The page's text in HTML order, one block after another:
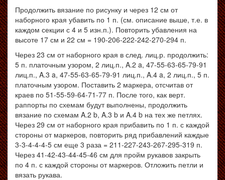
Продолжить вязание по рисунку и через 12 см от
наборного края убавить по 1 п. (см. описание выше, т.е. в
каждом секции с 4 и 5 изн.п.). Повторить убавления на
высоте 17 см и 22 см = 190-206-222-242-270-294 п.
Через 23 см от наборного края в след. лиц.р. продолжить:
5 п. платочным узором, 2 лиц.п., A.2 a, 47-55-63-65-79-91
лиц.п., A.3 a, 47-55-63-65-79-91 лиц.п., A.4 a, 2 лиц.п., 5 п.
платочным узором. Поставить 2 маркера, отсчитав от
краев по 51-55-59-64-71-77 п. После того, как верт.
раппорты по схемам будут выполнены, продолжить
вязание по схемам A.2 b, A.3 b и A.4 b на тех же петлях.
Через 29 см от наборного края прибавить по 1 п. с каждой
стороны от маркеров, повторить ряд прибавлений каждые
3-3-4-4-4-5 см еще 3 раза = 211-227-243-267-295-319 п.
Через 41-42-43-44-45-46 см для пройм рукавов закрыть
по 4 п. с каждой стороны от маркеров. Отложить петли и
вязать рукава.